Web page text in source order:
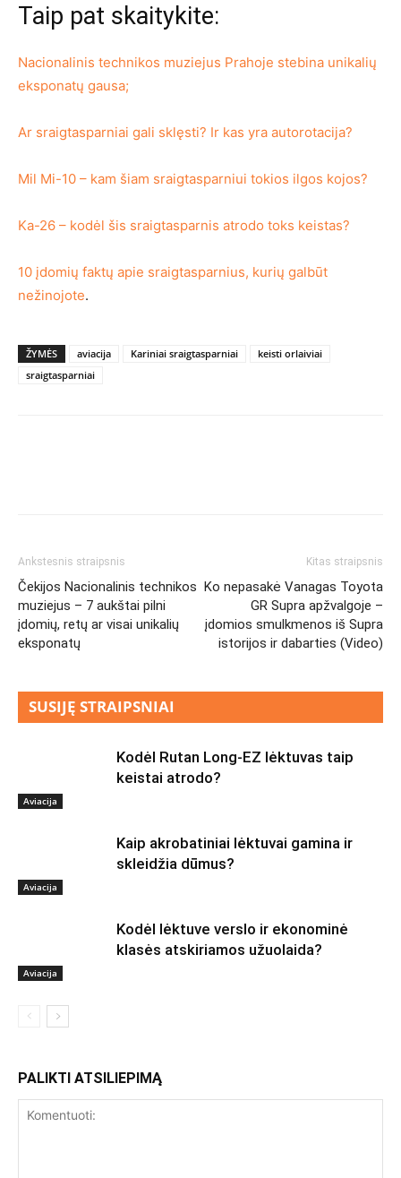
Taip pat skaitykite:
Nacionalinis technikos muziejus Prahoje stebina unikalių
eksponatų gausa;
Ar sraigtasparniai gali sklęsti? Ir kas yra autorotacija?
Mil Mi-10 – kam šiam sraigtasparniui tokios ilgos kojos?
Ka-26 – kodėl šis sraigtasparnis atrodo toks keistas?
10 įdomių faktų apie sraigtasparnius, kurių galbūt
nežinojote.
ŽYMĖS aviacija Kariniai sraigtasparniai
keisti orlaiviai
sraigtasparniai
Ankstesnis straipsnis
Čekijos Nacionalinis technikos
muziejus – 7 aukštai pilni
įdomių, retų ar visai unikalių
eksponatų
Kitas straipsnis
Ko nepasakė Vanagas Toyota
GR Supra apžvalgoje –
įdomios smulkmenos iš Supra
istorijos ir dabarties (Video)
SUSIJĘ STRAIPSNIAI
Aviacija
Kodėl Rutan Long-EZ lėktuvas taip
keistai atrodo?
Aviacija
Kaip akrobatiniai lėktuvai gamina ir
skleidžia dūmus?
Aviacija
Kodėl lėktuve verslo ir ekonominė
klasės atskiriamos užuolaida?
PALIKTI ATSILIEPIMĄ